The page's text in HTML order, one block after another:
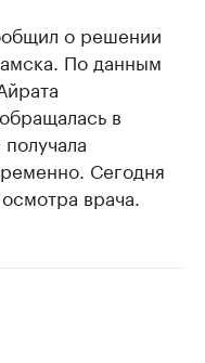
о решении
По данным
в
Сегодня
врача.